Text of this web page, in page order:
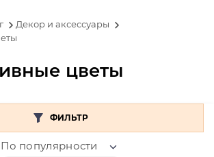
Декор и аксессуары
цветы
ФИЛЬТР
По популярности